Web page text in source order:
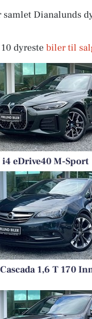
samlet Dianalunds
10 dyreste biler til
i4 eDrive40 M-Sport
1,6 T 170